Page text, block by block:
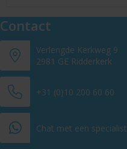
Contact
Verlengde Kerkweg 9
2981 GE Ridderkerk
+31 (0)10 200 60 60
Chat met een specialist